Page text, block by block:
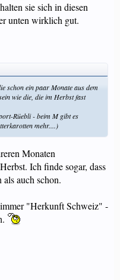
sie sich in diesen
unten wirklich gut.
schon ein paar Monate aus dem
wie die, die im Herbst fast
Rüebli - beim M gibt es
mehr....)
Monaten
Ich finde sogar, dass
als auch schon.
"Herkunft Schweiz" -